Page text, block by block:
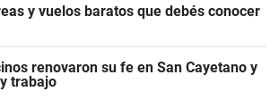
y vuelos baratos que debés conocer
renovaron su fe en San Cayetano y
trabajo